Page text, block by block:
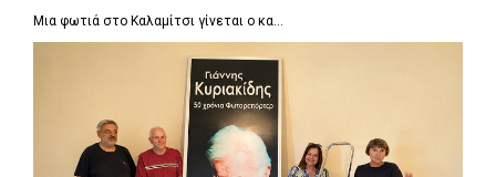
Μια φωτιά στο Καλαμίτσι γίνεται ο κα...